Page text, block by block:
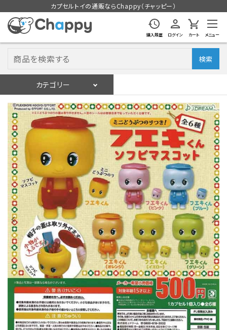
カプセルトイの通販ならChappy（チャッピー）
購入履歴 ログイン カート メニュー
検索
カテゴリー
ログイン 会員登録
入荷スケジュールをチェック
カプセルトイマシン本体
カプセルトイ
販促用空カプセル
レンタル
景品・玩具・文具
販促用カプセルトイ